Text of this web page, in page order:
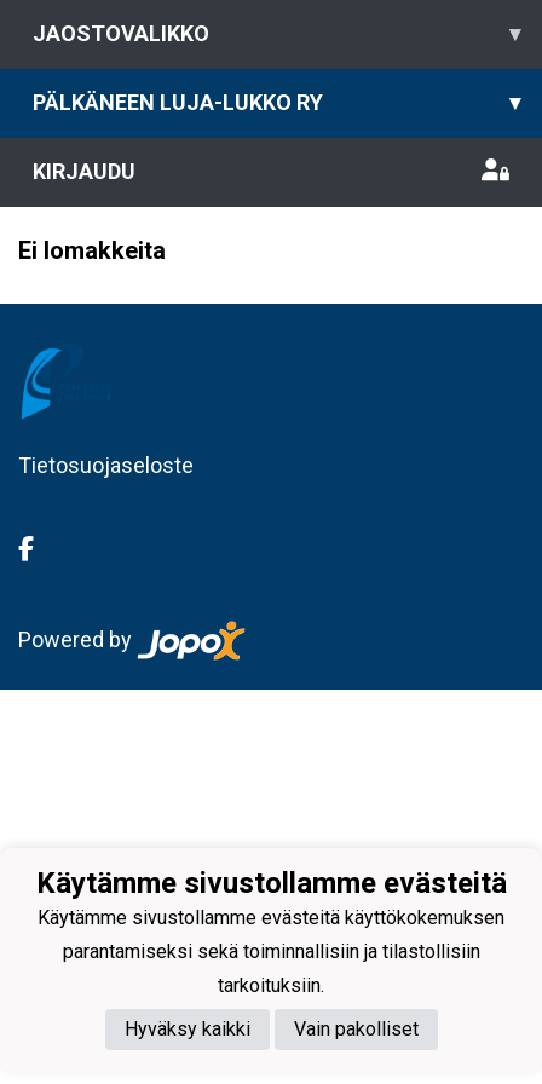
JAOSTOVALIKKO ▾
PÄLKÄNEEN LUJA-LUKKO RY ▾
KIRJAUDU
Ei lomakkeita
Tietosuojaseloste
Powered by
Käytämme sivustollamme evästeitä
Käytämme sivustollamme evästeitä käyttökokemuksen
parantamiseksi sekä toiminnallisiin ja tilastollisiin
tarkoituksiin.
Hyväksy kaikki
Vain pakolliset